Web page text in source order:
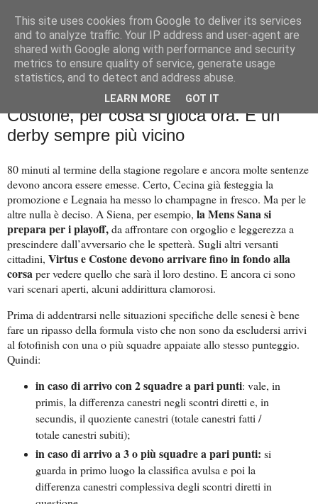
Palla al cerchio
martedì 11 aprile 2023
Basket City: Mens Sana, Virtus e
Costone, per cosa si gioca ora. E un
derby sempre più vicino
80 minuti al termine della stagione regolare e ancora molte sentenze
devono ancora essere emesse. Certo, Cecina già festeggia la
promozione e Legnaia ha messo lo champagne in fresco. Ma per le
altre nulla è deciso. A Siena, per esempio, la Mens Sana si
prepara per i playoff,da affrontare con orgoglio e leggerezza a
prescindere dall’avversario che le spetterà. Sugli altri versanti
cittadini, Virtus e Costone devono arrivare fino in fondo alla
corsaper vedere quello che sarà il loro destino. E ancora ci sono
vari scenari aperti, alcuni addirittura clamorosi.
Prima di addentrarsi nelle situazioni specifiche delle senesi è bene
fare un ripasso della formula visto che non sono da escludersi arrivi
al fotofinish con una o più squadre appaiate allo stesso punteggio.
Quindi:
in caso di arrivo con 2 squadre a pari punti: vale, in
primis, la differenza canestri negli scontri diretti e, in
secundis, il quoziente canestri (totale canestri fatti /
totale canestri subiti);
in caso di arrivo a 3 o più squadre a pari punti: si
guarda in primo luogo la classifica avulsa e poi la
differenza canestri complessiva degli scontri diretti in
This site uses cookies from Google to deliver its services
and to analyze traffic. Your IP address and user-agent are
shared with Google along with performance and security
metrics to ensure quality of service, generate usage
statistics, and to detect and address abuse.
LEARN MORE GOT IT